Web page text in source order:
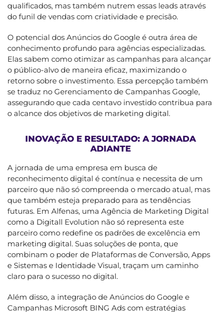
qualificados, mas também nutrem essas leads através
do funil de vendas com criatividade e precisão.
O potencial dos Anúncios do Google é outra área de
conhecimento profundo para agências especializadas.
Elas sabem como otimizar as campanhas para alcançar
o público-alvo de maneira eficaz, maximizando o
retorno sobre o investimento. Essa percepção também
se traduz no Gerenciamento de Campanhas Google,
assegurando que cada centavo investido contribua para
o alcance dos objetivos de marketing digital.
INOVAÇÃO E RESULTADO: A JORNADA
ADIANTE
A jornada de uma empresa em busca de
reconhecimento digital é contínua e necessita de um
parceiro que não só compreenda o mercado atual, mas
que também esteja preparado para as tendências
futuras. Em Alfenas, uma Agência de Marketing Digital
como a Digitall Evolution não só representa este
parceiro como redefine os padrões de excelência em
marketing digital. Suas soluções de ponta, que
combinam o poder de Plataformas de Conversão, Apps
e Sistemas e Identidade Visual, traçam um caminho
claro para o sucesso no digital.
Além disso, a integração de Anúncios do Google e
Campanhas Microsoft BING Ads com estratégias